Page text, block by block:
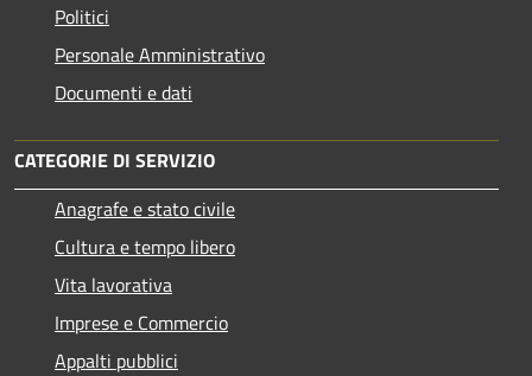
Politici
Personale Amministrativo
Documenti e dati
CATEGORIE DI SERVIZIO
Anagrafe e stato civile
Cultura e tempo libero
Vita lavorativa
Imprese e Commercio
Appalti pubblici